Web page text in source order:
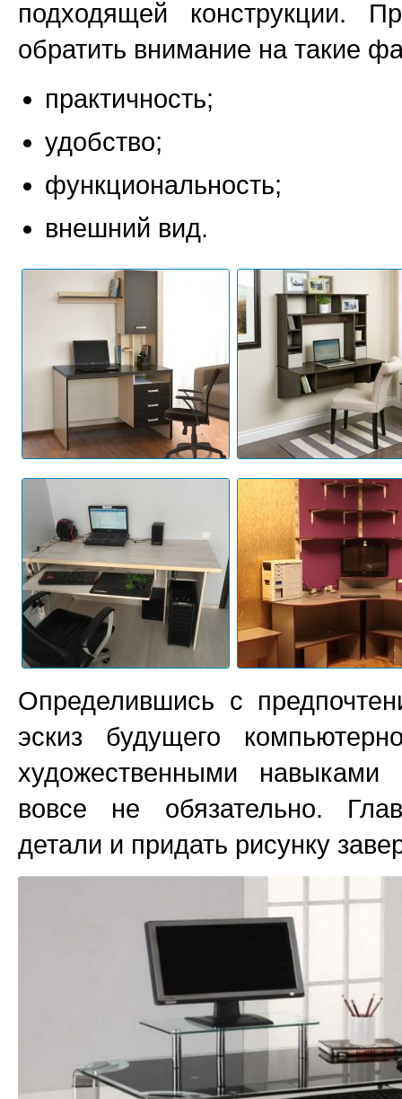
подходящей конструкции.
обратить внимание на такие
практичность;
удобство;
функциональность;
внешний вид.
Определившись с
эскиз будущего
художественными навыками
вовсе не обязательно.
детали и придать рисунку